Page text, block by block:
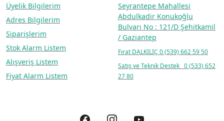
Üyelik Bilgilerim
Adres Bilgilerim
Siparişlerim
Stok Alarm Listem
Alışveriş Listem
Fiyat Alarm Listem
Seyrantepe Mahallesi
Abdulkadir Konukoğlu
Bulvarı No : 121/D Şehitkamil
/ Gaziantep
Fırat DALKILIÇ 0 (539) 662 59 50
Satış ve Teknik Destek 0 (533) 652
27 80